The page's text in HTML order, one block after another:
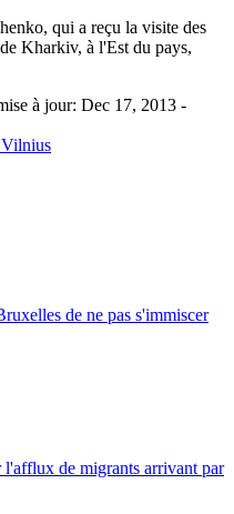
qui a reçu la visite des
Kharkiv, à l'Est du pays,
à jour: Dec 17, 2013 -
Vilnius
de ne pas s'immiscer
l'afflux de migrants arrivant par